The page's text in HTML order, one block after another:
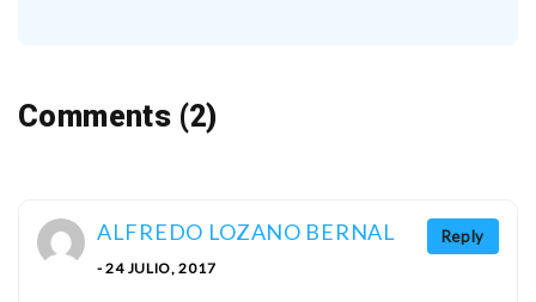
Comments (2)
Reply
ALFREDO LOZANO BERNAL
- 24 JULIO, 2017